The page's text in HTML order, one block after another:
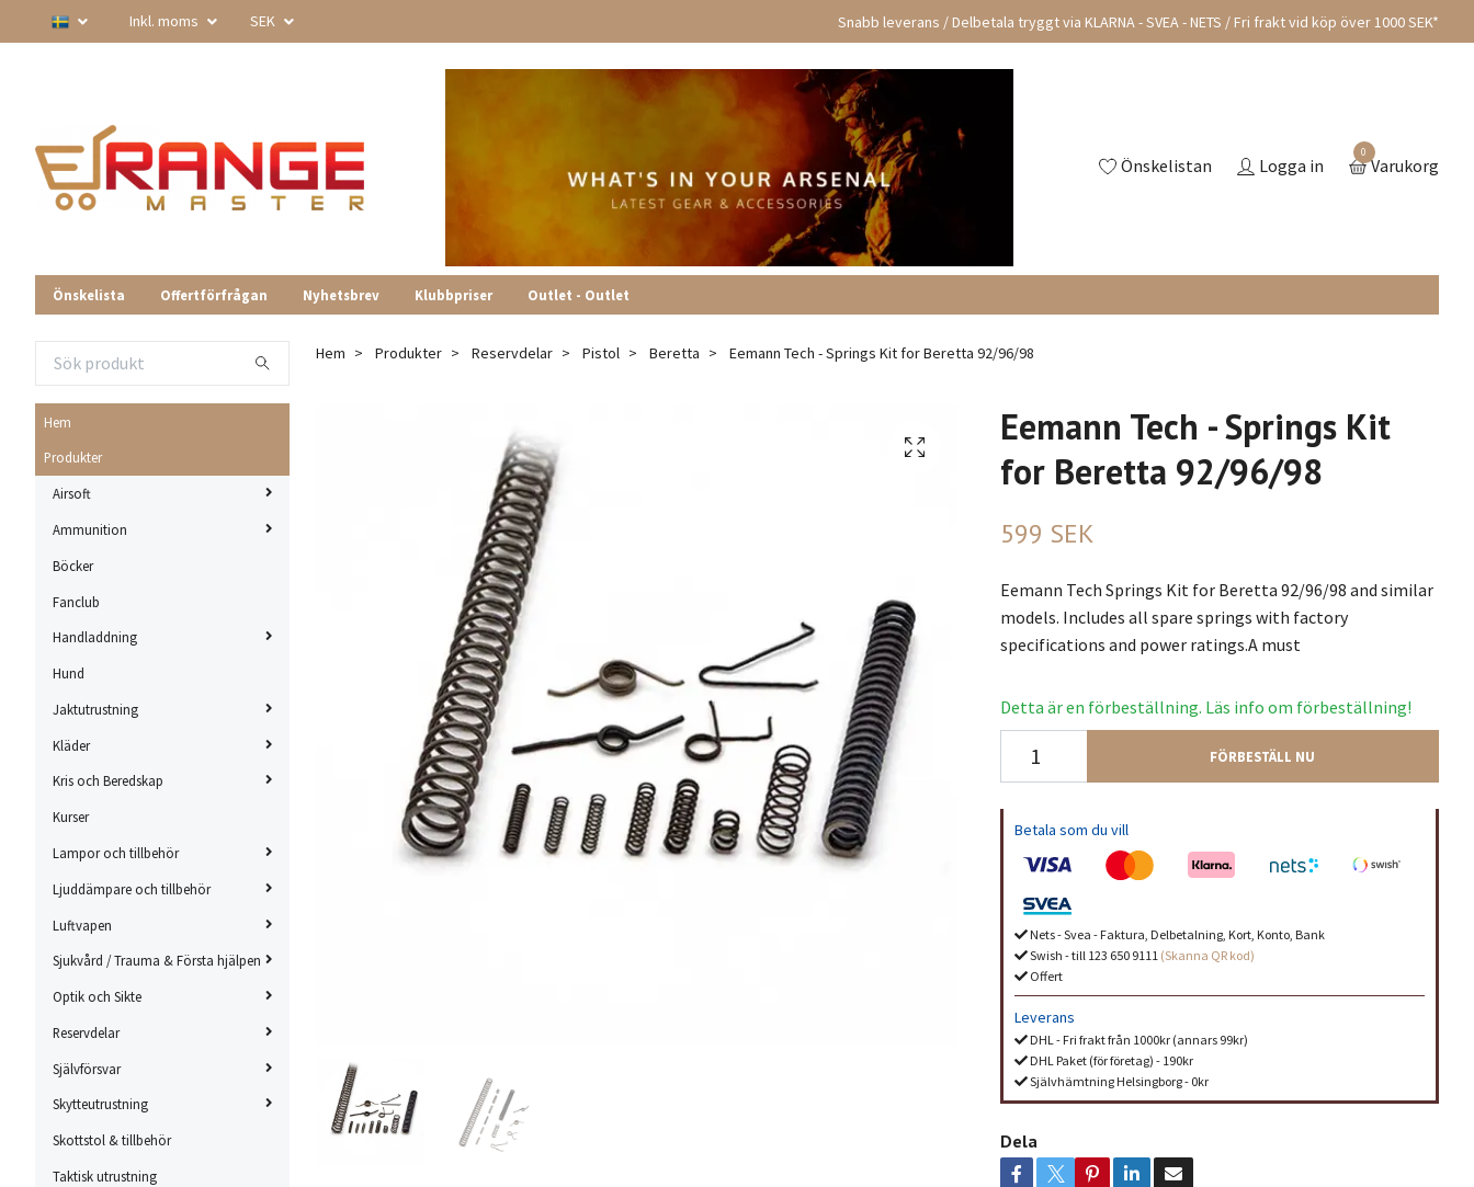
Inkl. moms SEK Snabb leverans / Delbetala tryggt via KLARNA - SVEA - NETS / Fri frakt vid köp över 1000 SEK*
Önskelistan Logga in
0
Varukorg
Önskelista Offertförfrågan Nyhetsbrev Klubbpriser Outlet - Outlet
Hem
Produkter
Airsoft
Ammunition
Böcker
Fanclub
Handladdning
Hund
Jaktutrustning
Kläder
Kris och Beredskap
Kurser
Lampor och tillbehör
Ljuddämpare och tillbehör
Luftvapen
Sjukvård / Trauma & Första hjälpen
Optik och Sikte
Reservdelar
Självförsvar
Skytteutrustning
Skottstol & tillbehör
Taktisk utrustning
Hem Produkter Reservdelar Pistol Beretta Eemann Tech - Springs Kit for Beretta 92/96/98
Eemann Tech - Springs Kit
for Beretta 92/96/98
599 SEK
Eemann Tech Springs Kit for Beretta 92/96/98 and similar
models. Includes all spare springs with factory
specifications and power ratings.A must
Detta är en förbeställning. Läs info om förbeställning!
FÖRBESTÄLL NU
Betala som du vill
Nets - Svea - Faktura, Delbetalning, Kort, Konto, Bank
Swish - till 123 650 9111 (Skanna QR kod)
Offert
Leverans
DHL - Fri frakt från 1000kr (annars 99kr)
DHL Paket (för företag) - 190kr
Självhämtning Helsingborg - 0kr
Dela